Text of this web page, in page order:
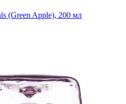
(Green Apple), 200 мл